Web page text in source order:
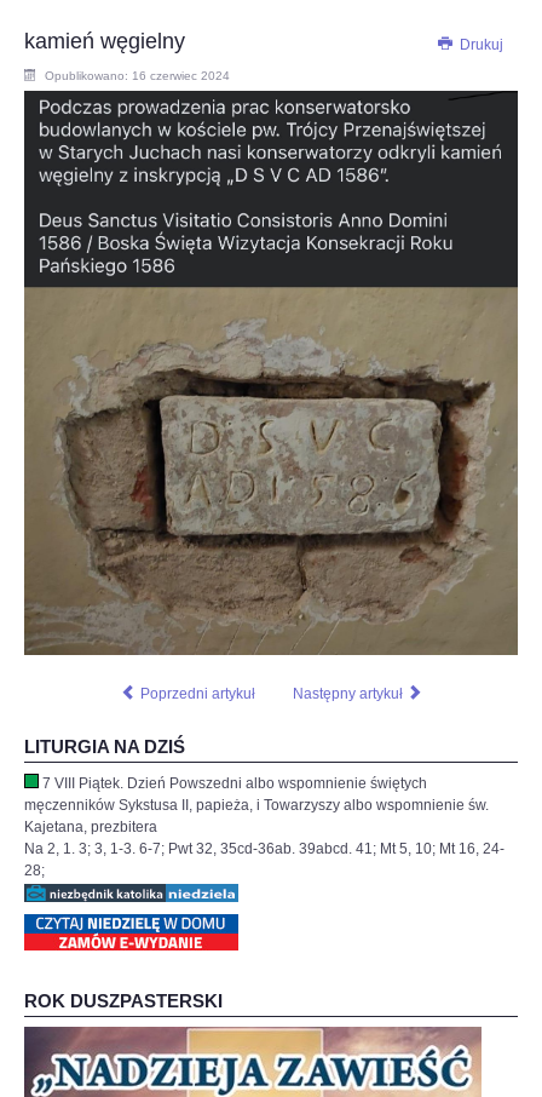
Drukuj
kamień węgielny
Opublikowano: 16 czerwiec 2024
Poprzedni artykuł Następny artykuł
LITURGIA NA DZIŚ
7 VIII Piątek. Dzień Powszedni albo wspomnienie świętych
męczenników Sykstusa II, papieża, i Towarzyszy albo wspomnienie św.
Kajetana, prezbitera
Na 2, 1. 3; 3, 1-3. 6-7; Pwt 32, 35cd-36ab. 39abcd. 41; Mt 5, 10; Mt 16, 24-
28;
ROK DUSZPASTERSKI